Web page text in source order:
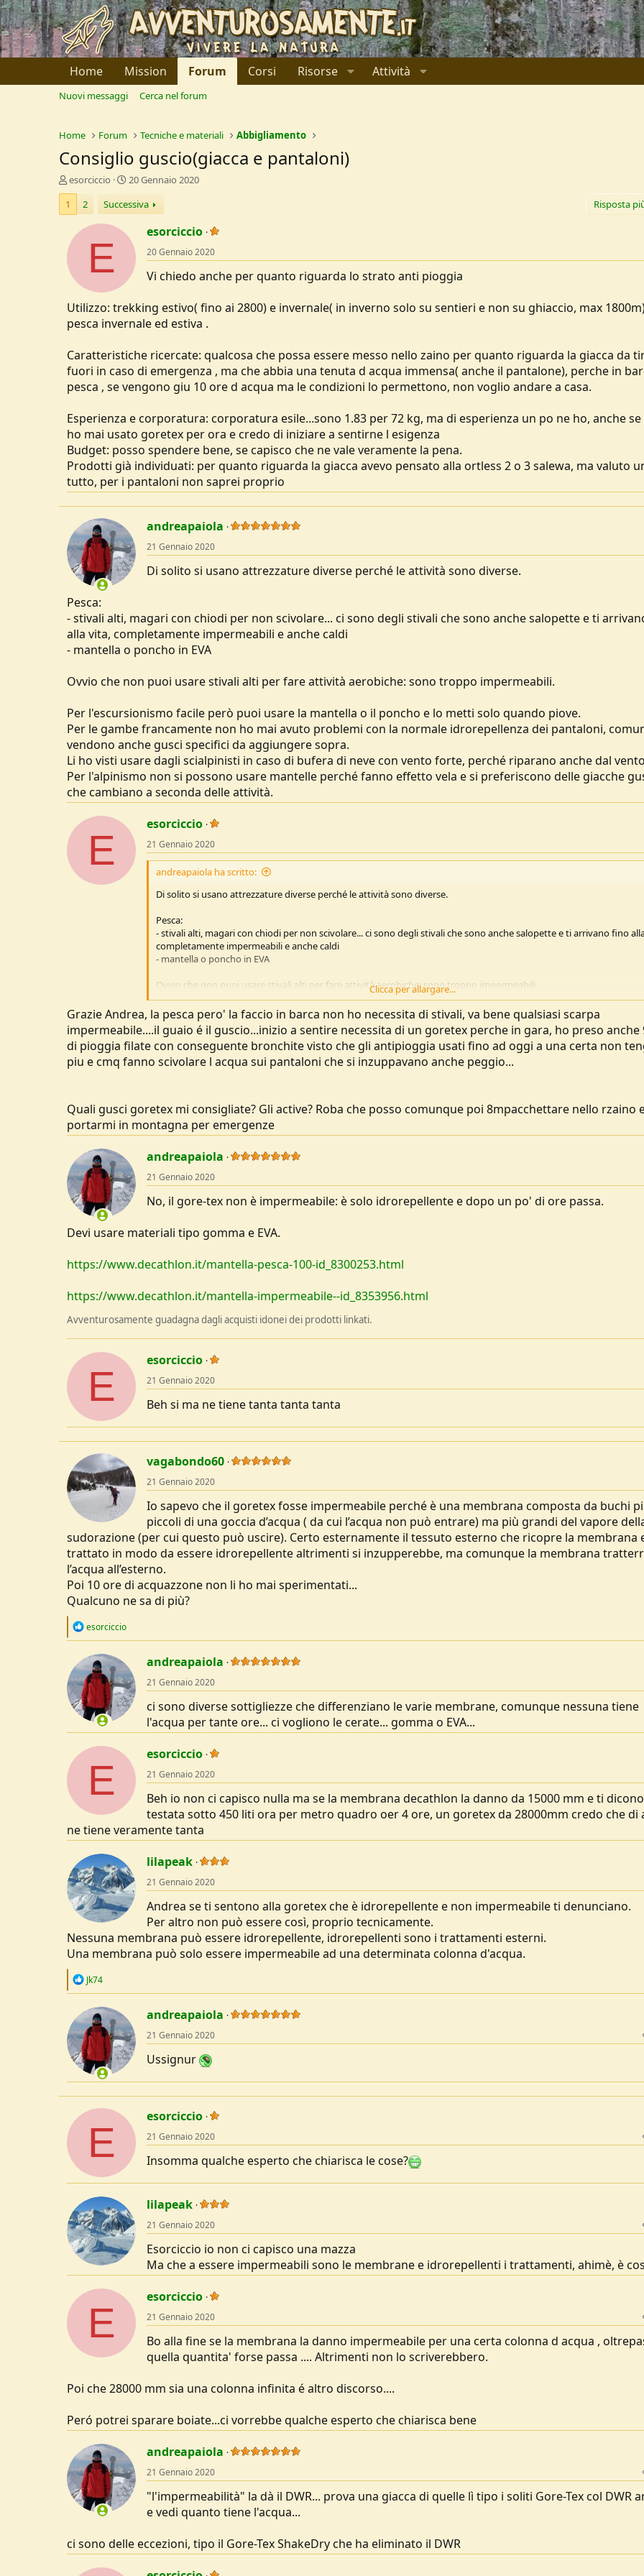
Home Mission Forum Corsi Risorse Attività
Nuovi messaggi Cerca nel forum
Home Forum Tecniche e materiali Abbigliamento
Consiglio guscio(giacca e pantaloni)
C
r
e
a
o
e
D
s
c
u
s
i
o
e
esorciccio
D
t
a
n
i
i
o
20 Gennaio 2020
1
2 Successiva Risposta
E
esorciccio
20 Gennaio 2020
Vi chiedo anche per quanto riguarda lo strato anti pioggia
Utilizzo: trekking estivo( fino ai 2800) e invernale( in inverno solo su sentieri e non su ghiaccio, max
pesca invernale ed estiva .
Caratteristiche ricercate: qualcosa che possa essere messo nello zaino per quanto riguarda la giacca da
fuori in caso di emergenza , ma che abbia una tenuta d acqua immensa( anche il pantalone), perche in
pesca , se vengono giu 10 ore d acqua ma le condizioni lo permettono, non voglio andare a casa.
Esperienza e corporatura: corporatura esile...sono 1.83 per 72 kg, ma di esperienza un po ne ho, anche
ho mai usato goretex per ora e credo di iniziare a sentirne l esigenza
Budget: posso spendere bene, se capisco che ne vale veramente la pena.
Prodotti già individuati: per quanto riguarda la giacca avevo pensato alla ortless 2 o 3 salewa, ma valuto
tutto, per i pantaloni non saprei proprio
andreapaiola
21 Gennaio 2020
Di solito si usano attrezzature diverse perché le attività sono diverse.
Pesca:
- stivali alti, magari con chiodi per non scivolare... ci sono degli stivali che sono anche salopette e ti
alla vita, completamente impermeabili e anche caldi
- mantella o poncho in EVA
Ovvio che non puoi usare stivali alti per fare attività aerobiche: sono troppo impermeabili.
Per l'escursionismo facile però puoi usare la mantella o il poncho e lo metti solo quando piove.
Per le gambe francamente non ho mai avuto problemi con la normale idrorepellenza dei pantaloni,
vendono anche gusci specifici da aggiungere sopra.
Li ho visti usare dagli scialpinisti in caso di bufera di neve con vento forte, perché riparano anche dal
Per l'alpinismo non si possono usare mantelle perché fanno effetto vela e si preferiscono delle giacche
che cambiano a seconda delle attività.
E
esorciccio
21 Gennaio 2020
andreapaiola ha scritto:
Di solito si usano attrezzature diverse perché le attività sono diverse.
Pesca:
- stivali alti, magari con chiodi per non scivolare... ci sono degli stivali che sono anche salopette e ti arrivano fino
completamente impermeabili e anche caldi
- mantella o poncho in EVA
Ovvio che non puoi usare stivali alti per fare attività aerobiche: sono troppo impermeabili.
Per l'escursionismo facile però puoi usare la mantella o il poncho e lo metti solo quando piove.
Per le gambe francamente non ho mai avuto problemi con la normale idrorepellenza dei pantaloni, comunque
anche gusci specifici da aggiungere sopra.
Li ho visti usare dagli scialpinisti in caso di bufera di neve con vento forte, perché riparano anche dal vento.
Per l'alpinismo non si possono usare mantelle perché fanno effetto vela e si preferiscono delle giacche guscio, che
Clicca per allargare...
Grazie Andrea, la pesca pero' la faccio in barca non ho necessita di stivali, va bene qualsiasi scarpa
impermeabile....il guaio é il guscio...inizio a sentire necessita di un goretex perche in gara, ho preso anche
di pioggia filate con conseguente bronchite visto che gli antipioggia usati fino ad oggi a una certa non
piu e cmq fanno scivolare l acqua sui pantaloni che si inzuppavano anche peggio...
Quali gusci goretex mi consigliate? Gli active? Roba che posso comunque poi 8mpacchettare nello rzaino
portarmi in montagna per emergenze
andreapaiola
21 Gennaio 2020
No, il gore-tex non è impermeabile: è solo idrorepellente e dopo un po' di ore passa.
Devi usare materiali tipo gomma e EVA.
https://www.decathlon.it/mantella-pesca-100-id_8300253.html
https://www.decathlon.it/mantella-impermeabile--id_8353956.html
Avventurosamente guadagna dagli acquisti idonei dei prodotti linkati.
E
esorciccio
21 Gennaio 2020
Beh si ma ne tiene tanta tanta tanta
vagabondo60
21 Gennaio 2020
Io sapevo che il goretex fosse impermeabile perché è una membrana composta da buchi
piccoli di una goccia d’acqua ( da cui l’acqua non può entrare) ma più grandi del vapore
sudorazione (per cui questo può uscire). Certo esternamente il tessuto esterno che ricopre la membrana
trattato in modo da essere idrorepellente altrimenti si inzupperebbe, ma comunque la membrana
l’acqua all’esterno.
Poi 10 ore di acquazzone non li ho mai sperimentati...
Qualcuno ne sa di più?
R
c
t
i
o
n
s
esorciccio
andreapaiola
21 Gennaio 2020
ci sono diverse sottigliezze che differenziano le varie membrane, comunque nessuna tiene
l'acqua per tante ore... ci vogliono le cerate... gomma o EVA...
E
esorciccio
21 Gennaio 2020
Beh io non ci capisco nulla ma se la membrana decathlon la danno da 15000 mm e ti
testata sotto 450 liti ora per metro quadro oer 4 ore, un goretex da 28000mm credo che di
ne tiene veramente tanta
lilapeak
21 Gennaio 2020
Andrea se ti sentono alla goretex che è idrorepellente e non impermeabile ti denunciano.
Per altro non può essere così, proprio tecnicamente.
Nessuna membrana può essere idrorepellente, idrorepellenti sono i trattamenti esterni.
Una membrana può solo essere impermeabile ad una determinata colonna d'acqua.
R
c
t
i
o
n
s
:
Jk74
andreapaiola
21 Gennaio 2020
Ussignur
E
esorciccio
21 Gennaio 2020
Insomma qualche esperto che chiarisca le cose?
lilapeak
21 Gennaio 2020
Esorciccio io non ci capisco una mazza
Ma che a essere impermeabili sono le membrane e idrorepellenti i trattamenti, ahimè, è
E
esorciccio
21 Gennaio 2020
Bo alla fine se la membrana la danno impermeabile per una certa colonna d acqua ,
quella quantita' forse passa .... Altrimenti non lo scriverebbero.
Poi che 28000 mm sia una colonna infinita é altro discorso....
Peró potrei sparare boiate...ci vorrebbe qualche esperto che chiarisca bene
andreapaiola
21 Gennaio 2020
"l'impermeabilità" la dà il DWR... prova una giacca di quelle lì tipo i soliti Gore-Tex col DWR
e vedi quanto tiene l'acqua...
ci sono delle eccezioni, tipo il Gore-Tex ShakeDry che ha eliminato il DWR